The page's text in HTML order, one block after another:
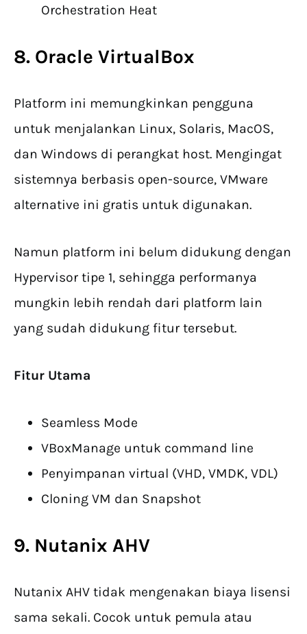
Orchestration Heat
8. Oracle VirtualBox
Platform ini memungkinkan pengguna
untuk menjalankan Linux, Solaris, MacOS,
dan Windows di perangkat host. Mengingat
sistemnya berbasis open-source, VMware
alternative ini gratis untuk digunakan.
Namun platform ini belum didukung dengan
Hypervisor tipe 1, sehingga performanya
mungkin lebih rendah dari platform lain
yang sudah didukung fitur tersebut.
Fitur Utama
Seamless Mode
VBoxManage untuk command line
Penyimpanan virtual (VHD, VMDK, VDL)
Cloning VM dan Snapshot
9. Nutanix AHV
Nutanix AHV tidak mengenakan biaya lisensi
sama sekali. Cocok untuk pemula atau